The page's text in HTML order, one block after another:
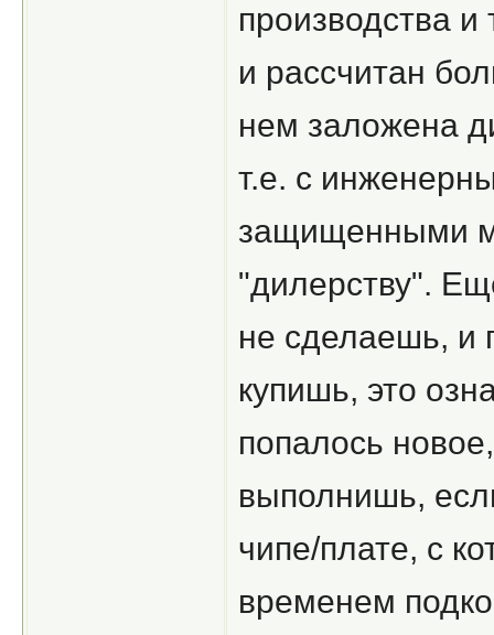
производства
и рассчитан
нем заложена
т.е. с
защищенными
"дилерству".
не сделаешь, и
купишь, это
попалось
выполнишь,
чипе/плате, с
временем